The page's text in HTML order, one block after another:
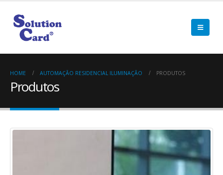
HOME AUTOMAÇÃO RESIDENCIAL ILUMINAÇÃO PRODUTOS
Produtos